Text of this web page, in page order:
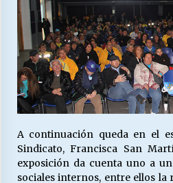
A continuación queda en el
Sindicato, Francisca San
exposición da cuenta uno a
sociales internos, entre ellos la